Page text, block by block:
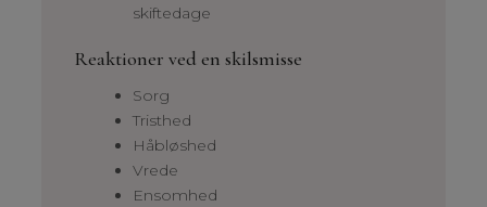
skiftedage
Reaktioner ved en skilsmisse
Sorg
Tristhed
Håbløshed
Vrede
Ensomhed